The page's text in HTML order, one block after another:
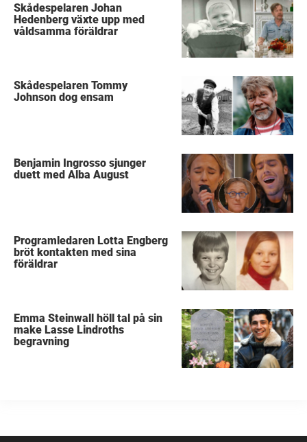
Skådespelaren Johan
Hedenberg växte upp med
våldsamma föräldrar
Skådespelaren Tommy
Johnson dog ensam
Benjamin Ingrosso sjunger
duett med Alba August
Programledaren Lotta Engberg
bröt kontakten med sina
föräldrar
Emma Steinwall höll tal på sin
make Lasse Lindroths
begravning